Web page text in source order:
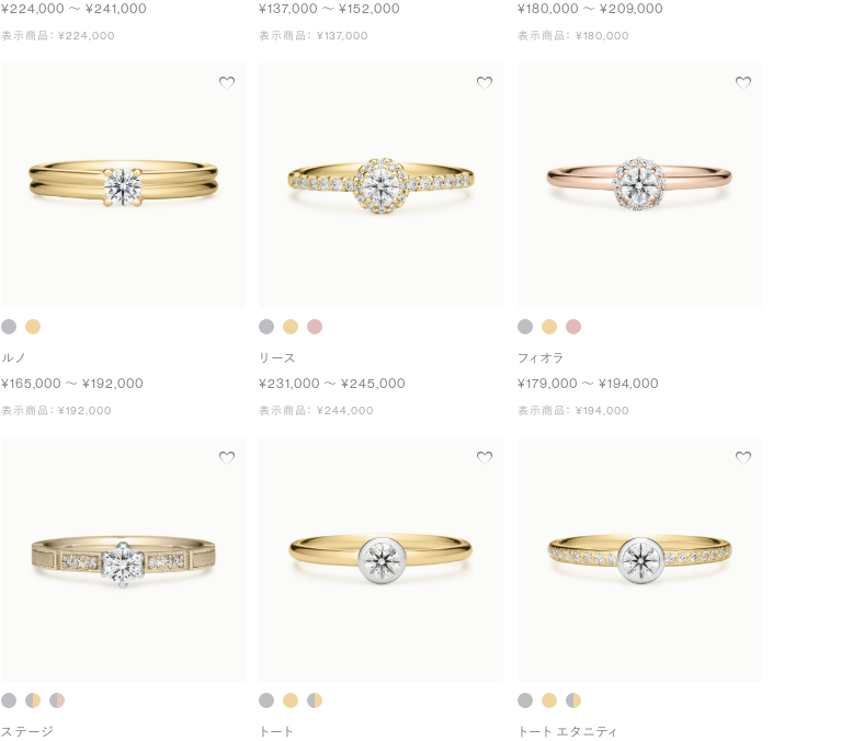
¥224,000 〜 ¥241,000
表示商品： ¥224,000
¥137,000 〜 ¥152,000
表示商品： ¥137,000
¥180,000 〜 ¥209,000
表示商品： ¥180,000
ルノ
¥165,000 〜 ¥192,000
表示商品： ¥192,000
リース
¥231,000 〜 ¥245,000
表示商品： ¥244,000
フィオラ
¥179,000 〜 ¥194,000
表示商品： ¥194,000
ステージ
トート
トート エタニティ